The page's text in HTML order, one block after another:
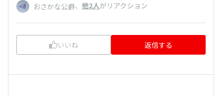
おさかな公爵、 他2人がリアクション
いいね 返信する